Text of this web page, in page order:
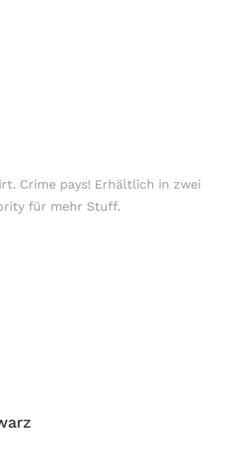
Crime pays! Erhältlich in zwei
für mehr Stuff.